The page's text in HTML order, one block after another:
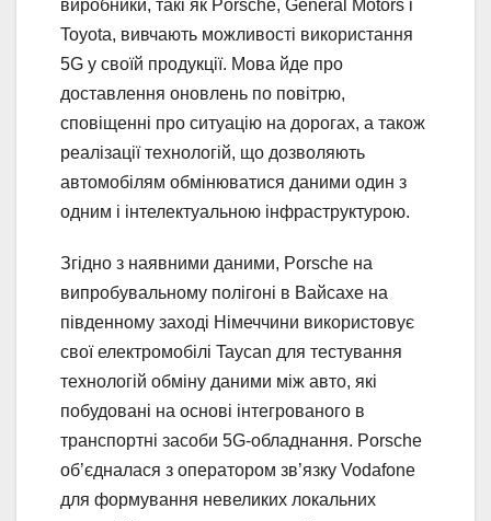
виробники, такі як Porsche, General Motors і
Toyota, вивчають можливості використання
5G у своїй продукції. Мова йде про
доставлення оновлень по повітрю,
сповіщенні про ситуацію на дорогах, а також
реалізації технологій, що дозволяють
автомобілям обмінюватися даними один з
одним і інтелектуальною інфраструктурою.
Згідно з наявними даними, Porsche на
випробувальному полігоні в Вайсахе на
південному заході Німеччини використовує
свої електромобілі Taycan для тестування
технологій обміну даними між авто, які
побудовані на основі інтегрованого в
транспортні засоби 5G-обладнання. Porsche
об’єдналася з оператором зв’язку Vodafone
для формування невеликих локальних